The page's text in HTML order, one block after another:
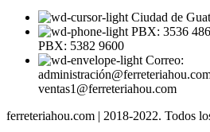
Ciudad de
PBX: 3536
PBX: 5382 9600
Correo:
ventas1@ferreteriahou.com
ferreteriahou.com | 2018-2022. Todos